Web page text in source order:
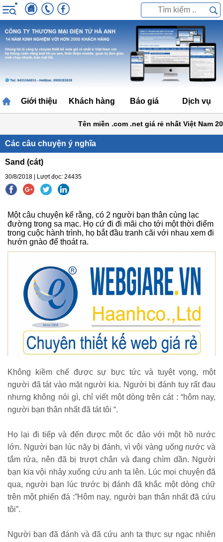
Giới thiệu Khách hàng Báo giá Dịch vụ
Tên miền .com .net giá rẻ nhất Việt Nam
Các câu chuyện ý nghĩa
Sand (cát)
30/8/2018 | Lượt đọc: 24435
Một câu chuyện kể rằng, có 2 người bạn thân cùng lạc
đường trong sa mạc. Họ cứ đi đi mãi cho tới một thời điểm
trong cuộc hành trình, họ bắt đầu tranh cãi với nhau xem đi
hướn gnào để thoát ra.
Không kiềm chế được sự bực tức và tuyệt vọng, một
người đã tát vào mặt người kia. Người bị đánh tuy rất đau
nhưng không nói gì, chỉ viết một dòng trên cát : “hôm nay,
người bạn thân nhất đã tát tôi “.
Họ lại đi tiếp và đến được một ốc đảo với một hồ nước
lớn. Người bạn lúc nãy bị đánh, vì vội vàng uống nước và
tắm rửa, nên đã bị trượt chân và đang chìm dần. Người
bạn kia vội nhảy xuống cứu anh ta lên. Lúc mọi chuyện đã
qua, người bạn lúc trước bị đánh đã khắc một dòng chữ
trên một phiến đá :”Hôm nay, người bạn thân nhất đã cứu
tôi”.
Người bạn đã đánh và đã cứu anh ta thực sự ngạc nhiên